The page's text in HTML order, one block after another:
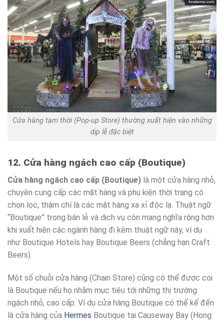
Cửa hàng tạm thời (Pop-up Store) thường xuất hiện vào những
dịp lễ đặc biệt
12. Cửa hàng ngách cao cấp (Boutique)
Cửa hàng ngách cao cấp (Boutique) là một cửa hàng nhỏ,
chuyên cung cấp các mặt hàng và phụ kiện thời trang có
chọn lọc, thậm chí là các mặt hàng xa xỉ độc lạ. Thuật ngữ
“Boutique” trong bán lẻ và dịch vụ còn mang nghĩa rộng hơn
khi xuất hiện các ngành hàng đi kèm thuật ngữ này, ví dụ
như Boutique Hotels hay Boutique Beers (chẳng hạn Craft
Beers).
Một số chuỗi cửa hàng (Chain Store) cũng có thể được coi
là Boutique nếu họ nhắm mục tiêu tới những thị trường
ngách nhỏ, cao cấp. Ví dụ cửa hàng Boutique có thể kế đến
là cửa hàng của Hermes Boutique tại Causeway Bay (Hong